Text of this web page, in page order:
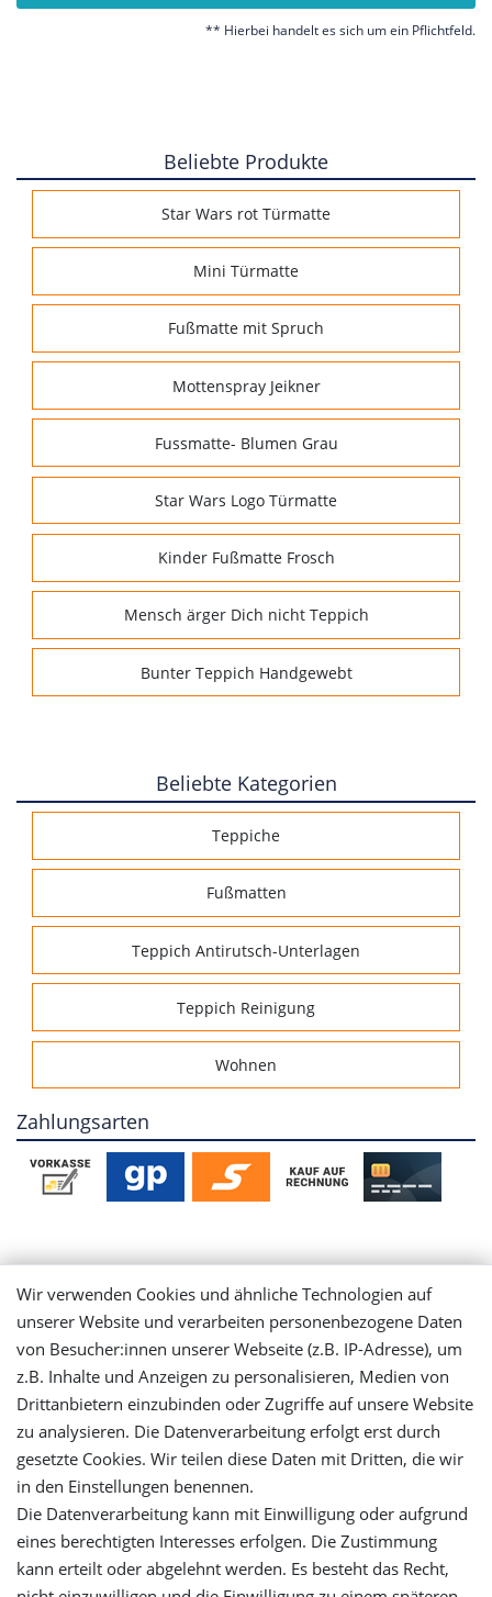
** Hierbei handelt es sich um ein Pflichtfeld.
Beliebte Produkte
Star Wars rot Türmatte
Mini Türmatte
Fußmatte mit Spruch
Mottenspray Jeikner
Fussmatte- Blumen Grau
Star Wars Logo Türmatte
Kinder Fußmatte Frosch
Mensch ärger Dich nicht Teppich
Bunter Teppich Handgewebt
Beliebte Kategorien
Teppiche
Fußmatten
Teppich Antirutsch-Unterlagen
Teppich Reinigung
Wohnen
Zahlungsarten
Mein Konto
Login
Registrieren
Versandinformationen
Let's stay connected
Wir verwenden Cookies und ähnliche Technologien auf
unserer Website und verarbeiten personenbezogene Daten
von Besucher:innen unserer Webseite (z.B. IP-Adresse), um
z.B. Inhalte und Anzeigen zu personalisieren, Medien von
Drittanbietern einzubinden oder Zugriffe auf unsere Website
zu analysieren. Die Datenverarbeitung erfolgt erst durch
gesetzte Cookies. Wir teilen diese Daten mit Dritten, die wir
in den Einstellungen benennen.
Die Datenverarbeitung kann mit Einwilligung oder aufgrund
eines berechtigten Interesses erfolgen. Die Zustimmung
kann erteilt oder abgelehnt werden. Es besteht das Recht,